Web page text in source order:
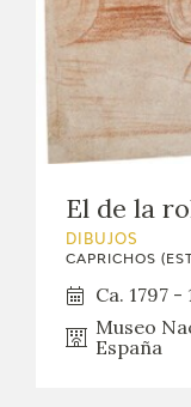
El de la
DIBUJOS
CAPRICHOS
Ca. 1797 -
Museo
España